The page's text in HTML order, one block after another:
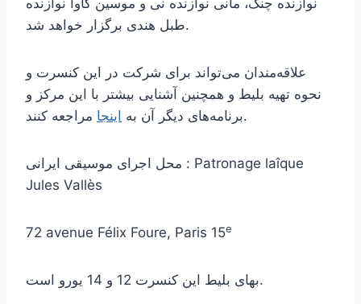
نوازنده چنگ، مانی نوازنده نی و موسین کاوا نوازنده
طبل هندی برگزار خواهد شد.
علاقه‌مندان می‌تواند برای شرکت در این کنسرت و
نحوه تهیه بلیط و همچنین آشنایی بیشتر با این مرکز و
برنامه‌های دیگر آن به اینجا مراجعه کنند.
محل اجرای موسیقی ایرانی : Patronage laîque
Jules Vallès
72 avenue Félix Foure, Paris 15e
بهای بلیط این کنسرت 12 و 14 یورو است.